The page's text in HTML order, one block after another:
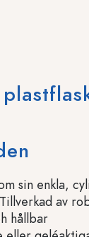
sin enkla,
av
hållbar